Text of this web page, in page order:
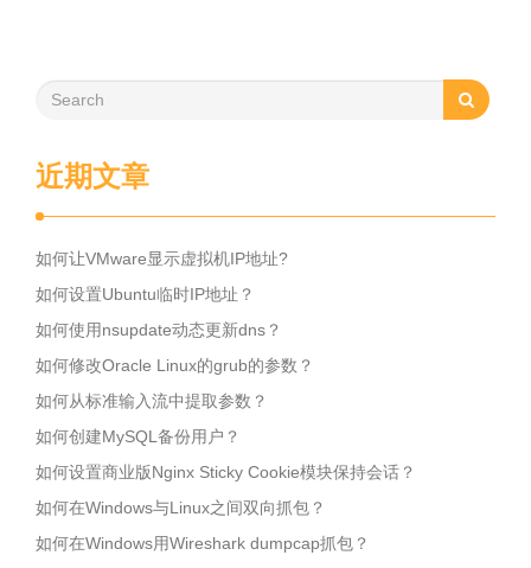
近期文章
如何让VMware显示虚拟机IP地址?
如何设置Ubuntu临时IP地址？
如何使用nsupdate动态更新dns？
如何修改Oracle Linux的grub的参数？
如何从标准输入流中提取参数？
如何创建MySQL备份用户？
如何设置商业版Nginx Sticky Cookie模块保持会话？
如何在Windows与Linux之间双向抓包？
如何在Windows用Wireshark dumpcap抓包？